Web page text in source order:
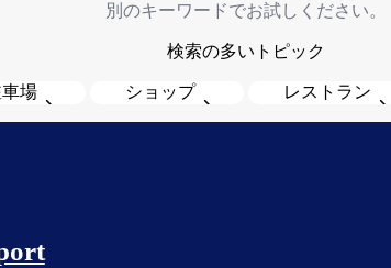
別のキーワードでお試しください。
検索の多いトピック
場 ショップ レストラン